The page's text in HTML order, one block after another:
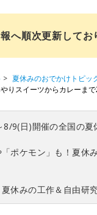
へ順次更新してお
夏休みのおでかけトピッ
りスイーツからカレーま
9(日)開催の全国の夏
「ポケモン」も！夏
休みの工作＆自由研